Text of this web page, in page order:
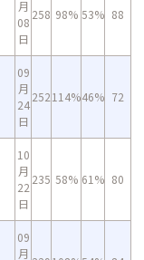
月
08
日
258 98% 53% 88
09
月
24
日
252114%46% 72
10
月
22
日
235 58% 61% 80
09
月